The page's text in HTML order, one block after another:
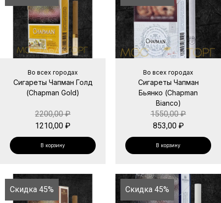
Во всех городах
Сигареты Чапман Голд
(Chapman Gold)
2200,00₽
1210,00 ₽
В корзину
Во всех городах
Сигареты Чапман
Бьянко (Chapman
Bianco)
1550,00₽
853,00 ₽
В корзину
Скидка 45% Скидка 45%